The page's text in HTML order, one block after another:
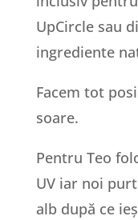
UpCircle sau
ingrediente
Facem tot
soare.
Pentru Teo
UV iar noi
alb după ce